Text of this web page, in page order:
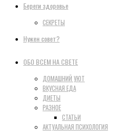
Береги здоровье
СЕКРЕТЫ
Нужен совет?
ОБО ВСЕМ НА СВЕТЕ
ДОМАШНИЙ УЮТ
ВКУСНАЯ ЕДА
ДИЕТЫ
РАЗНОЕ
СТАТЬИ
АКТУАЛЬНАЯ ПСИХОЛОГИЯ